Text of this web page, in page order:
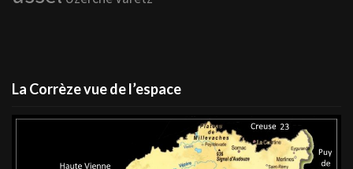
La Corrèze vue de l’espace